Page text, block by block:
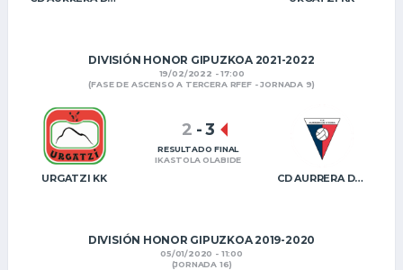
DIVISIÓN HONOR GIPUZKOA 2021-2022
19/02/2022 - 17:00
(FASE DE ASCENSO A TERCERA RFEF - JORNADA 9)
URGATZI KK CD AURRERA DE VITORIA
2 -3
RESULTADO FINAL
IKASTOLA OLABIDE
DIVISIÓN HONOR GIPUZKOA 2019-2020
05/01/2020 - 11:00
(JORNADA 16)